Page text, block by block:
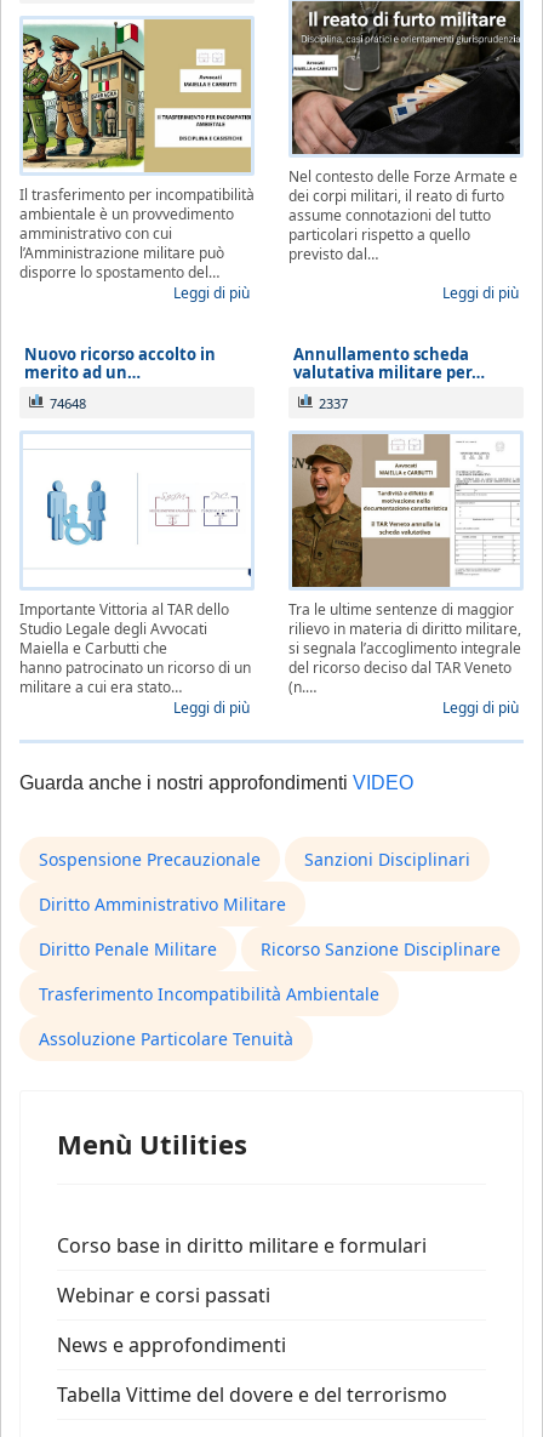
Il trasferimento per incompatibilità
ambientale è un provvedimento
amministrativo con cui
l’Amministrazione militare può
disporre lo spostamento del…
Leggi di più
Nel contesto delle Forze Armate e
dei corpi militari, il reato di furto
assume connotazioni del tutto
particolari rispetto a quello
previsto dal…
Leggi di più
Nuovo ricorso accolto in
merito ad un…
74648
Importante Vittoria al TAR dello
Studio Legale degli Avvocati
Maiella e Carbutti che
hanno patrocinato un ricorso di un
militare a cui era stato…
Leggi di più
Annullamento scheda
valutativa militare per…
2337
Tra le ultime sentenze di maggior
rilievo in materia di diritto militare,
si segnala l’accoglimento integrale
del ricorso deciso dal TAR Veneto
(n.…
Leggi di più
Guarda anche i nostri approfondimenti VIDEO
Sospensione Precauzionale
Sanzioni Disciplinari
Diritto Amministrativo Militare
Diritto Penale Militare
Ricorso Sanzione Disciplinare
Trasferimento Incompatibilità Ambientale
Assoluzione Particolare Tenuità
Menù Utilities
Corso base in diritto militare e formulari
Webinar e corsi passati
News e approfondimenti
Tabella Vittime del dovere e del terrorismo